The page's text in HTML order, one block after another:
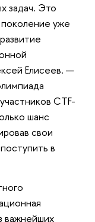
задач. Это
уже
Елисеев. —
CTF-
шанс
свои
в
важнейших